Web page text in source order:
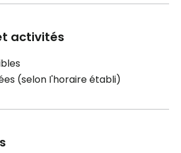
activités
(selon I'horaire établi)